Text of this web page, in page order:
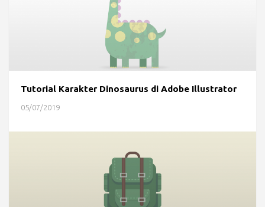
Tutorial Karakter Dinosaurus di Adobe Illustrator
05/07/2019